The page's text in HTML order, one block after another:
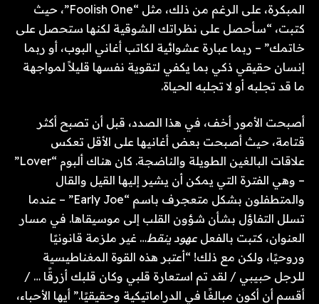
المبكرة، على الرغم من ذلك، مثل “Foolish One”، حيث
كتبت، “سأحصل على نظراتك الشوقية لكنها ستحصل على
خاتمك” – ربما عبارة عشوائية لكاتب أغاني البوب، أو ربما
إنسان حقيقي ذكي بما يكفي لتقوية نفسها قليلاً لمواجهة
ما قد تجلبه أو لا تجلبه الحياة.
أصبحت الأمور أخف، في هذا الصدد، قبل أن تصبح أكثر
قتامة، حيث أصبحت بعض أغانيها على الأقل تعكس
علاقات البالغين الطويلة والناضجة. كان هناك ألبوم “Lover”
– وهي الفترة التي يمكن أن يشير إليها القيل والقال
والمتطفلون بشكل متعجرف باسم “Early Joe” – عندما
تسلل التفاؤل بشأن شؤون القلب إلى موسيقاها. في مسار
العنوان، كتبت بالفعل عهود ينقط… غير ملزمة قانونيًا
وروحيًا، ولكن مع ذلك! “أعتبر هذه القوة المغناطيسية
للرجل حبيبي / لقد تم استعارة قلبي وكان قلبك أزرقًا … /
أقسم أن أكون مبالغًا في الدراماتيكية وحقيقيًا.” أيها الأحباء،